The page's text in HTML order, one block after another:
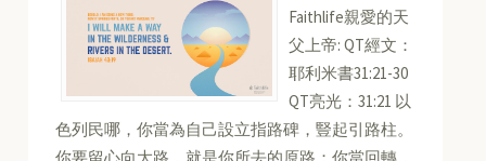
Faithlife親愛的天
父上帝: QT經文：
耶利米書31:21-30
QT亮光：31:21 以
色列民哪，你當為自己設立指路碑，豎起引路柱。